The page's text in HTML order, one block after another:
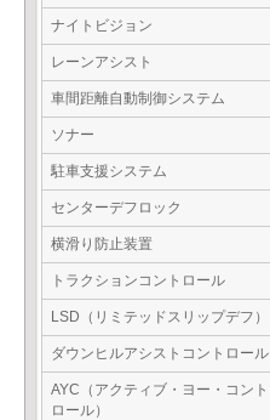
ナイトビジョン
レーンアシスト
車間距離自動制御システム
ソナー
駐車支援システム
センターデフロック
横滑り防止装置
トラクションコントロール
LSD（リミテッドスリップデフ）
ダウンヒルアシストコントロール
AYC（アクティブ・ヨー・コント
ロール）